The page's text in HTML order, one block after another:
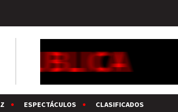
ESPECTÁCULOS CLASIFICADOS